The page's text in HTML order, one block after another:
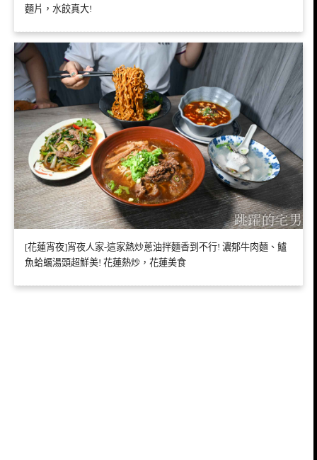
麵片，水餃真大!
[花蓮宵夜]宵夜人家-這家熱炒蔥油拌麵香到不行! 濃郁牛肉麵、鱸
魚蛤蠣湯頭超鮮美! 花蓮熱炒，花蓮美食